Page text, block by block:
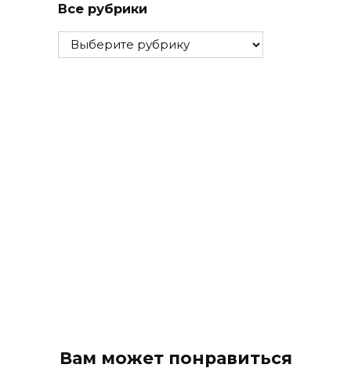
Все рубрики
Все
рубрики
Вам может понравиться